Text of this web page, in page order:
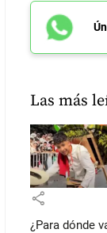
Las más
share
¿Para dónde